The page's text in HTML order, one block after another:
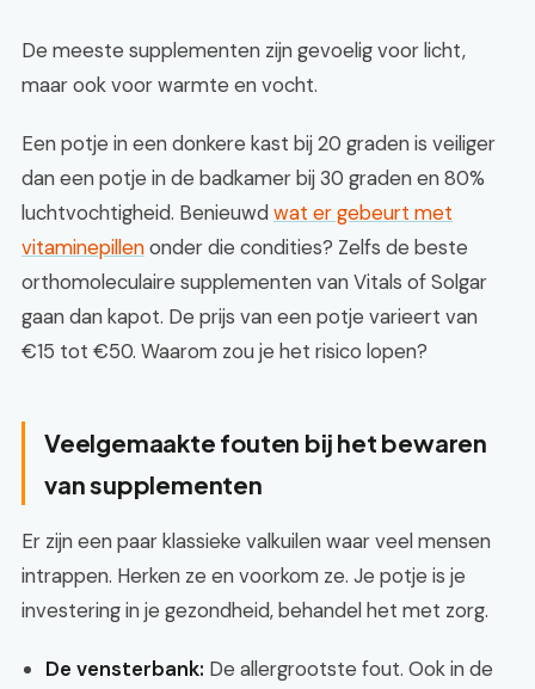
De meeste supplementen zijn gevoelig voor licht,
maar ook voor warmte en vocht.
Een potje in een donkere kast bij 20 graden is veiliger
dan een potje in de badkamer bij 30 graden en 80%
luchtvochtigheid. Benieuwdwat er gebeurt met
vitaminepillenonder die condities? Zelfs de beste
orthomoleculaire supplementen van Vitals of Solgar
gaan dan kapot. De prijs van een potje varieert van
€15 tot €50. Waarom zou je het risico lopen?
Veelgemaakte fouten bij het bewaren
van supplementen
Er zijn een paar klassieke valkuilen waar veel mensen
intrappen. Herken ze en voorkom ze. Je potje is je
investering in je gezondheid, behandel het met zorg.
De vensterbank: De allergrootste fout. Ook in de